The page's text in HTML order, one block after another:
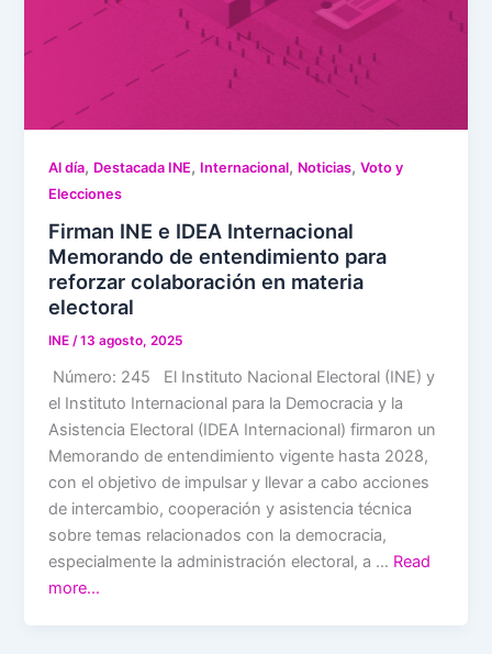
Al día, Destacada INE, Internacional, Noticias,Voto y
Elecciones
Firman INE e IDEA Internacional
Memorando de entendimiento para
reforzar colaboración en materia
electoral
INE/13 agosto, 2025
Número: 245 El Instituto Nacional Electoral (INE) y
el Instituto Internacional para la Democracia y la
Asistencia Electoral (IDEA Internacional) firmaron un
Memorando de entendimiento vigente hasta 2028,
con el objetivo de impulsar y llevar a cabo acciones
de intercambio, cooperación y asistencia técnica
sobre temas relacionados con la democracia,
especialmente la administración electoral, a … Read
more…